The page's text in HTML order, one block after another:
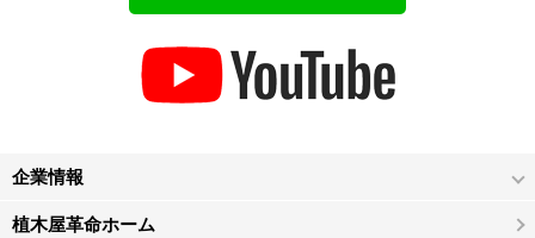
企業情報
植木屋革命ホーム